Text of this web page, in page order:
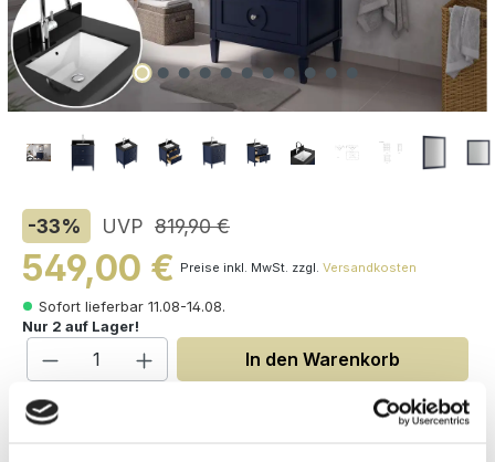
-33% UVP 819,90 €
549,00 € Preise inkl. MwSt. zzgl. Versandkosten
Sofort lieferbar 11.08-14.08.
Nur 2 auf Lager!
Produkt Anzahl: Gib den
In den Warenkorb